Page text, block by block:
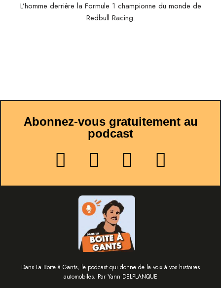
L’homme derrière la Formule 1 championne du monde de
Redbull Racing.
Abonnez-vous gratuitement au
podcast
Dans La Boite à Gants, le podcast qui donne de la voix à vos histoires
automobiles. Par Yann DELPLANQUE